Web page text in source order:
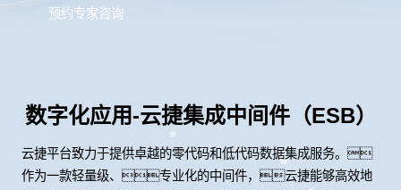
预约专家咨询
数字化应用-云捷集成中间件（ESB）
云捷平台致力于提供卓越的零代码和低代码数据集成服务。
作为一款轻量级、专业化的中间件，云捷能够高效地